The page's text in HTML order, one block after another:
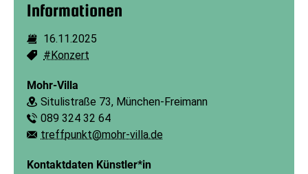
Informationen
Dauer:
16.11.2025
Schlagworte:
#Konzert
Mohr-Villa
Ort:
Situlistraße 73, München-Freimann
Telefon:
089 324 32 64
E-Mail:
treffpunkt@mohr-villa.de
Kontaktdaten Künstler*in